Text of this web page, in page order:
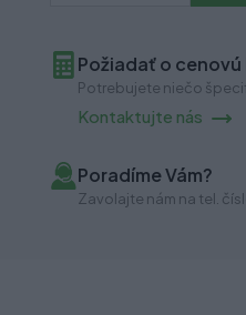
Požiadať o
Potrebujete niečo
Kontaktujte nás
Poradíme Vám?
Zavolajte nám na tel.